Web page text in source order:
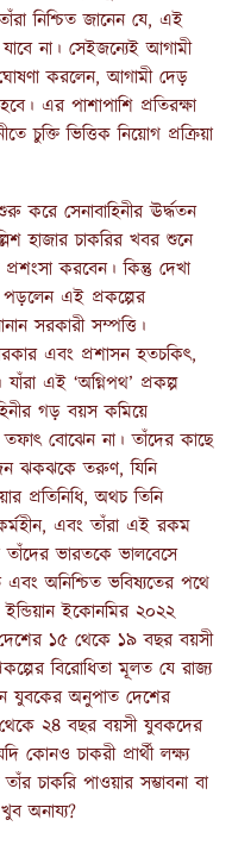
নিশ্চিত জানেন যে, এই
না। সেইজন্যেই আগামী
ঘোষণা করলেন, আগামী দেড়
এর পাশাপাশি প্রতিরক্ষা
চুক্তি ভিত্তিক নিয়োগ প্রক্রিয়া
করে সেনাবাহিনীর ঊর্দ্ধতন
হাজার চাকরির খবর শুনে
করবেন। কিন্তু দেখা
পড়লেন এই প্রকল্পের
সরকারী সম্পত্তি।
এবং প্রশাসন হতচকিৎ,
এই ‘অগ্নিপথ’ প্রকল্প
গড় বয়স কমিয়ে
বোঝেন না। তাঁদের কাছে
ঝকঝকে তরুণ, যিনি
প্রতিনিধি, অথচ তিনি
এবং তাঁরা এই রকম
তাঁদের ভারতকে ভালবেসে
এবং অনিশ্চিত ভবিষ্যতের পথে
ইন্ডিয়ান ইকোনমির ২০২২
দেশের ১৫ থেকে ১৯ বছর বয়সী
বিরোধিতা মূলত যে রাজ্য
যুবকের অনুপাত দেশের
থেকে ২৪ বছর বয়সী যুবকদের
কোনও চাকরী প্রার্থী লক্ষ্য
চাকরি পাওয়ার সম্ভাবনা বা
অনায্য?